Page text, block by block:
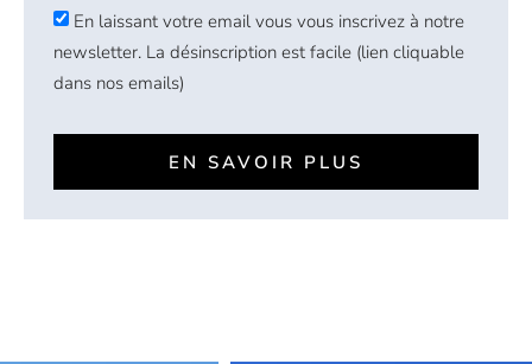
En laissant votre email vous vous inscrivez à notre
newsletter. La désinscription est facile (lien cliquable
dans nos emails)
EN SAVOIR PLUS